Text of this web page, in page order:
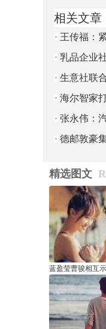
相关文章
王传福：
智能制造新
乳品企业
生意社联
品分析师大
海尔智家
居张永伟：
时代，
德邮敦豪
精选图文
蓝盈莹曹骏相互